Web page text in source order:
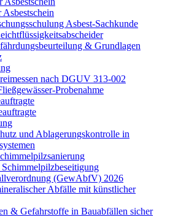
Asbestschein
Asbest-Sachkunde
& Grundlagen
nach DGUV 313‑002
Probenahme
und Ablagerungskontrolle in
(GewAbfV) 2026
Abfälle mit künstlicher
& Gefahrstoffe in Bauabfällen sicher